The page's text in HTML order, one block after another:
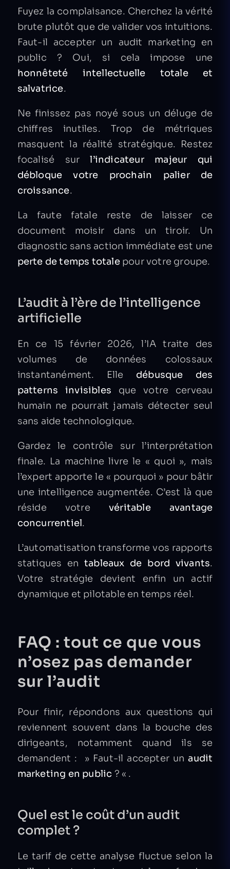
Fuyez la complaisance. Cherchez la vérité
brute plutôt que de valider vos intuitions.
Faut-il accepter un audit marketing en
public ? Oui, si cela impose une
honnêteté intellectuelle totale et
salvatrice.
Ne finissez pas noyé sous un déluge de
chiffres inutiles. Trop de métriques
masquent la réalité stratégique. Restez
focalisé surl’indicateur majeur qui
débloque votre prochain palier de
croissance.
La faute fatale reste de laisser ce
document moisir dans un tiroir. Un
diagnostic sans action immédiate est une
perte de temps totalepour votre groupe.
L’audit à l’ère de l’intelligence
artificielle
En ce 15 février 2026, l’IA traite des
volumes de données colossaux
instantanément. Elle débusque des
patterns invisibles que votre cerveau
humain ne pourrait jamais détecter seul
sans aide technologique.
Gardez le contrôle sur l’interprétation
finale. La machine livre le « quoi », mais
l’expert apporte le « pourquoi » pour bâtir
une intelligence augmentée. C’est là que
réside votre véritable avantage
concurrentiel.
L’automatisation transforme vos rapports
statiques entableaux de bord vivants.
Votre stratégie devient enfin un actif
dynamique et pilotable en temps réel.
FAQ : tout ce que vous
n’osez pas demander
sur l’audit
Pour finir, répondons aux questions qui
reviennent souvent dans la bouche des
dirigeants, notamment quand ils se
demandent : » Faut-il accepter unaudit
marketing en public ? « .
Quel est le coût d’un audit
complet ?
Le tarif de cette analyse fluctue selon la